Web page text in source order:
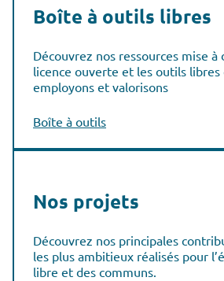
Boîte à outils libres
Découvrez nos ressources mise à
licence ouverte et les outils libres
employons et valorisons
Boîte à outils
Nos projets
Découvrez nos principales
les plus ambitieux réalisés pour
libre et des communs.